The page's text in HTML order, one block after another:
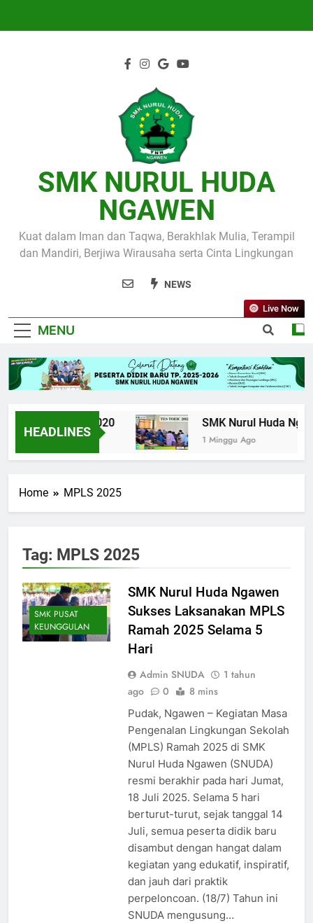
SMK NURUL HUDA
NGAWEN
Kuat dalam Iman dan Taqwa, Berakhlak Mulia, Terampil
dan Mandiri, Berjiwa Wirausaha serta Cinta Lingkungan
NEWS
MENU
Live Now
HEADLINES
UPK TKJ 2020
6 Tahun Ago
SMK Nurul Huda
1 Minggu Ago
Home MPLS 2025
Tag: MPLS 2025
SMK PUSAT
KEUNGGULAN
SMK Nurul Huda Ngawen
Sukses Laksanakan MPLS
Ramah 2025 Selama 5
Hari
Admin SNUDA
1 tahun
ago
0 8 mins
Pudak, Ngawen – Kegiatan Masa
Pengenalan Lingkungan Sekolah
(MPLS) Ramah 2025 di SMK
Nurul Huda Ngawen (SNUDA)
resmi berakhir pada hari Jumat,
18 Juli 2025. Selama 5 hari
berturut-turut, sejak tanggal 14
Juli, semua peserta didik baru
disambut dengan hangat dalam
kegiatan yang edukatif, inspiratif,
dan jauh dari praktik
perpeloncoan. (18/7) Tahun ini
SNUDA mengusung…